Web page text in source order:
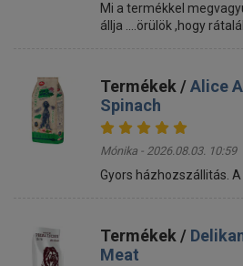
Mi a termékkel
állja ....örülök ,hogy
Termékek /Alice
Spinach
Mónika - 2026.08.03. 10:59
Gyors házhozszállitás.
Termékek /
Meat